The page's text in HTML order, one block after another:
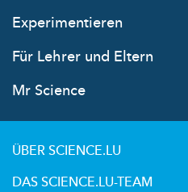
Experimentieren
Für Lehrer und Eltern
Mr Science
ÜBER SCIENCE.LU
DAS SCIENCE.LU-TEAM